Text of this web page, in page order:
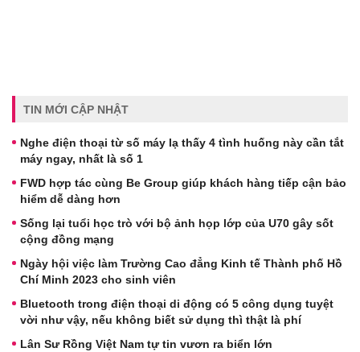
TIN MỚI CẬP NHẬT
Nghe điện thoại từ số máy lạ thấy 4 tình huống này cần tắt
máy ngay, nhất là số 1
FWD hợp tác cùng Be Group giúp khách hàng tiếp cận bảo
hiểm dễ dàng hơn
Sống lại tuổi học trò với bộ ảnh họp lớp của U70 gây sốt
cộng đồng mạng
Ngày hội việc làm Trường Cao đẳng Kinh tế Thành phố Hồ
Chí Minh 2023 cho sinh viên
Bluetooth trong điện thoại di động có 5 công dụng tuyệt
vời như vậy, nếu không biết sử dụng thì thật là phí
Lân Sư Rồng Việt Nam tự tin vươn ra biển lớn